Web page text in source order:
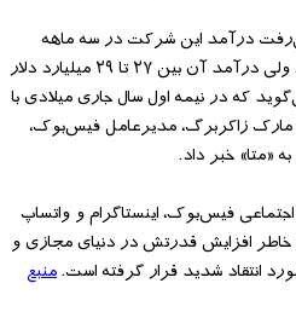
درآمد این شرکت در سه ماهه
پایانی سال به ۳۰ میلیارد دلار برسد، ولی درآمد آن بین ۲۷ تا ۲۹ میلیارد دلار
که در نیمه اول سال جاری میلادی با
زاکربرگ، مدیرعامل فیس‌بوک،
«متا» خبر داد.
فیس‌بوک، اینستاگرام و واتساپ
افزایش قدرتش در دنیای مجازی و
انتقاد شدید قرار گرفته است.منبع